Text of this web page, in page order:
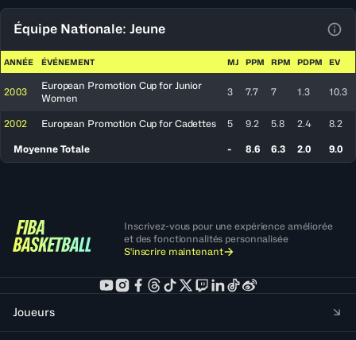
Équipe Nationale: Jeune
ANNÉE ÉVÉNEMENT MJ PPM RPM PDPM EV
2003
European Promotion Cup for Junior
Women
3 7.7 7 1.3 10.3
2002 European Promotion Cup for Cadettes 5 9.2 5.8 2.4 8.2
Moyenne Totale - 8.6 6.3 2.0 9.0
Inscrivez-vous pour une expérience améliorée
et des fonctionnalités personnalisée
S'inscrire maintenant
Joueurs